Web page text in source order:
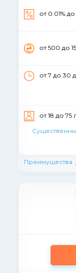
от 0.01%
от 500 до
от 7 до 30
от 18 до 75
Преимущества